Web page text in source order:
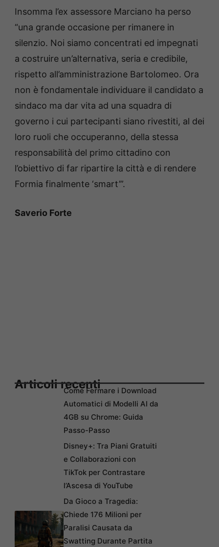
Insomma l’ex assessore Marciano ha perso
“una grande occasione per rimanere in
silenzio. Noi siamo concentrati ed impegnati
a costruire un’alternativa, seria e credibile,
rispetto all’amministrazione Bartolomeo. Ora
non è fondamentale individuare il candidato a
sindaco ma dar vita ad una squadra di
governo i cui partecipanti siano rivestiti, al dei
loro ruoli che occuperanno, della stessa
responsabilità del primo cittadino con
l’obiettivo di far ripartire la città e di rendere
Formia finalmente ‘smart’”.
Saverio Forte
Articoli recentiCome Fermare i Download
Automatici di Modelli AI da
4GB su Chrome: Guida
Passo-Passo
Disney+: Tra Piani Gratuiti
e Collaborazioni con
TikTok per Contrastare
l’Ascesa di YouTube
Da Gioco a Tragedia:
Chiede 176 Milioni per
Paralisi Causata da
Swatting Durante Partita